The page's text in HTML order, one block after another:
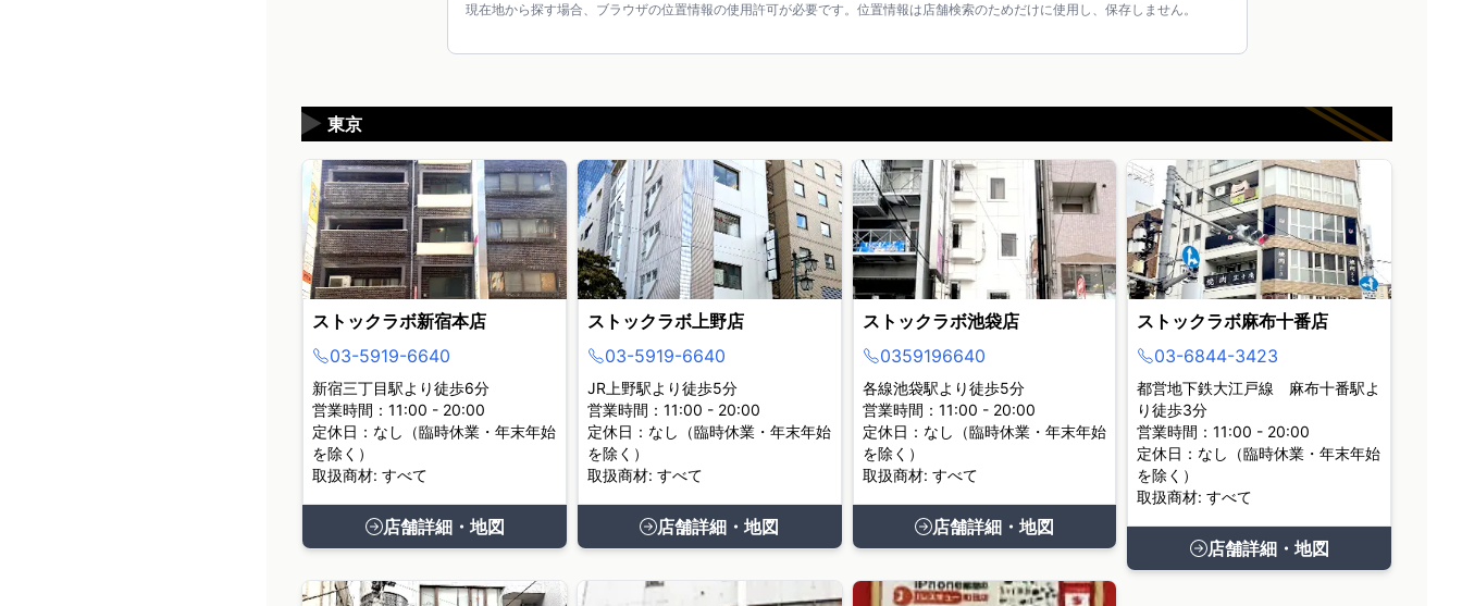
現在地から探す場合、ブラウザの位置情報の使用許可が必要です。位置情報は店舗検索のためだけに使用し、保存しません。
東京
▶
ストックラボ新宿本店
03-5919-6640
新宿三丁目駅より徒歩6分
営業時間：11:00 - 20:00
定休日：なし（臨時休業・年末年始
を除く）
取扱商材: すべて
店舗詳細・地図
ストックラボ上野店
03-5919-6640
JR上野駅より徒歩5分
営業時間：11:00 - 20:00
定休日：なし（臨時休業・年末年始
を除く）
取扱商材: すべて
店舗詳細・地図
ストックラボ池袋店
0359196640
各線池袋駅より徒歩5分
営業時間：11:00 - 20:00
定休日：なし（臨時休業・年末年始
を除く）
取扱商材: すべて
店舗詳細・地図
ストックラボ麻布十番店
03-6844-3423
都営地下鉄大江戸線 麻布十番駅よ
り徒歩3分
営業時間：11:00 - 20:00
定休日：なし（臨時休業・年末年始
を除く）
取扱商材: すべて
店舗詳細・地図